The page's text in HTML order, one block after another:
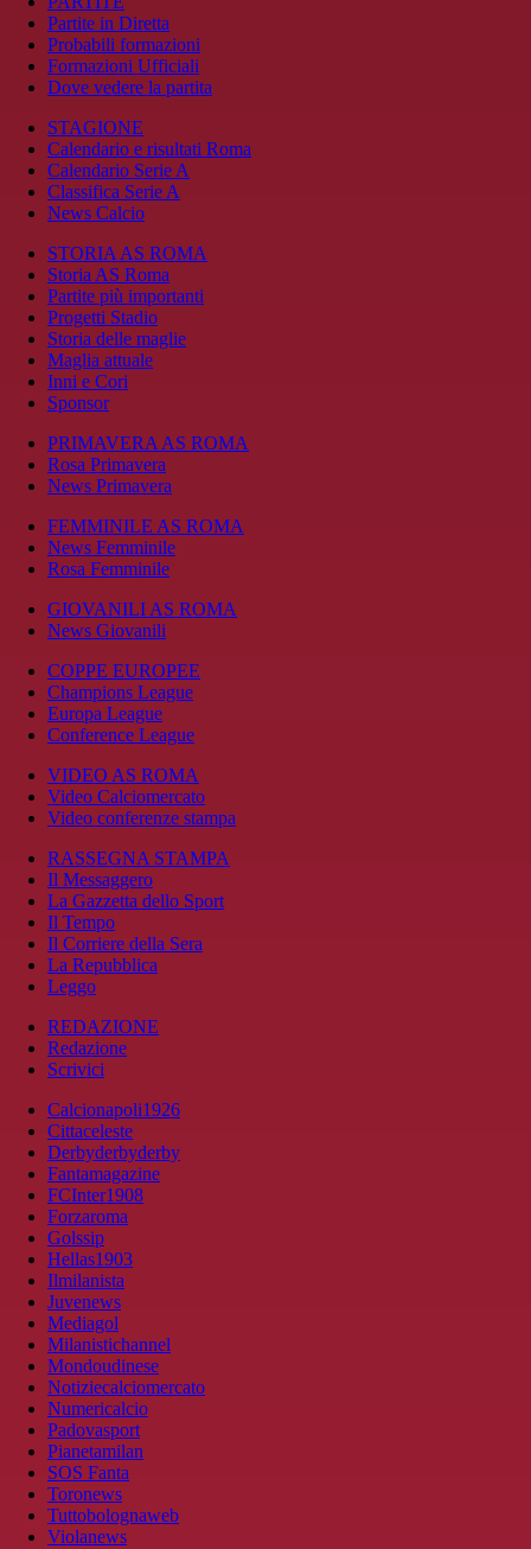
Partite in Diretta
Probabili formazioni
Formazioni Ufficiali
Dove vedere la partita
STAGIONE
Calendario e risultati Roma
Calendario Serie A
Classifica Serie A
News Calcio
STORIA AS ROMA
Storia AS Roma
Partite più importanti
Progetti Stadio
Storia delle maglie
Maglia attuale
Inni e Cori
Sponsor
PRIMAVERA AS ROMA
Rosa Primavera
News Primavera
FEMMINILE AS ROMA
News Femminile
Rosa Femminile
GIOVANILI AS ROMA
News Giovanili
COPPE EUROPEE
Champions League
Europa League
Conference League
VIDEO AS ROMA
Video Calciomercato
Video conferenze stampa
RASSEGNA STAMPA
Il Messaggero
La Gazzetta dello Sport
Il Tempo
Il Corriere della Sera
La Repubblica
Leggo
REDAZIONE
Redazione
Scrivici
Calcionapoli1926
Cittaceleste
Derbyderbyderby
Fantamagazine
FCInter1908
Forzaroma
Golssip
Hellas1903
Ilmilanista
Juvenews
Mediagol
Milanistichannel
Mondoudinese
Notiziecalciomercato
Numericalcio
Padovasport
Pianetamilan
SOS Fanta
Toronews
Tuttobolognaweb
Violanews